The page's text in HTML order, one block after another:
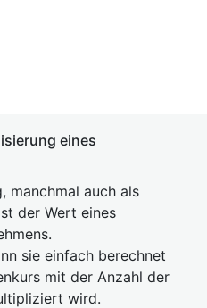
eines
manchmal auch als
der Wert eines
sie einfach berechnet
mit der Anzahl der
wird.